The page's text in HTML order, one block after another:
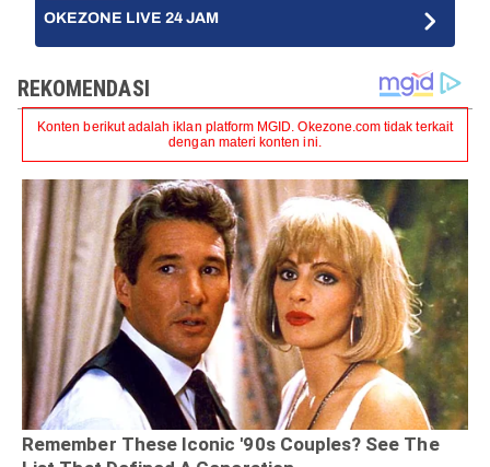
OKEZONE LIVE 24 JAM